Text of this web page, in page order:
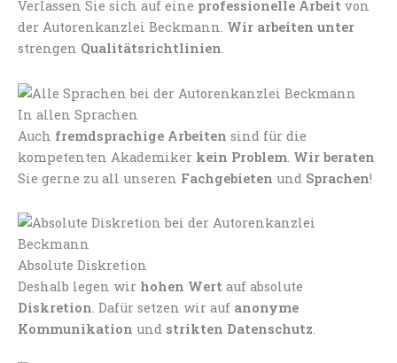
Verlassen Sie sich auf eine professionelle Arbeit von
der Autorenkanzlei Beckmann. Wir arbeiten unter
strengen Qualitätsrichtlinien.
In allen Sprachen
Auch fremdsprachige Arbeiten sind für die
kompetenten Akademiker kein Problem. Wir beraten
Sie gerne zu all unseren Fachgebieten und Sprachen!
Absolute Diskretion
Deshalb legen wir hohen Wert auf absolute
Diskretion . Dafür setzen wir auf anonyme
Kommunikation und strikten Datenschutz